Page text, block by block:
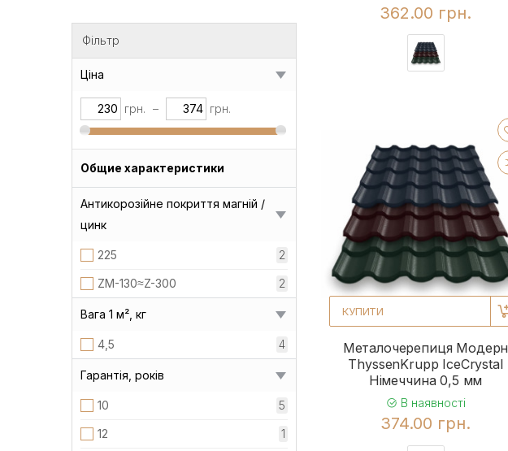
Фільтр
Ціна
грн. – грн.
Общие характеристики
Антикорозійне покриття магній /
цинк
225 2
ZM-130≈Z-300 2
Вага 1 м², кг
4,5 4
Гарантія, років
10 5
12 1
362.00 грн.
КУПИТИ
Металочерепиця Модерн
ThyssenKrupp IceCrystal
Німеччина 0,5 мм
В наявності
374.00 грн.